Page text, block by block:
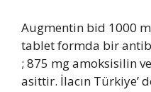
Augmentin bid 1000
tablet formda bir
; 875 mg amoksisilin
asittir. İlacın Türkiye’